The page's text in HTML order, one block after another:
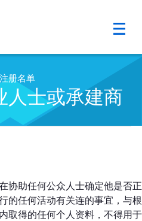
册名单
人士或承建商
协助任何公众人士确定他是否正
的任何活动有关连的事宜，与根
取得的任何个人资料，不得用于